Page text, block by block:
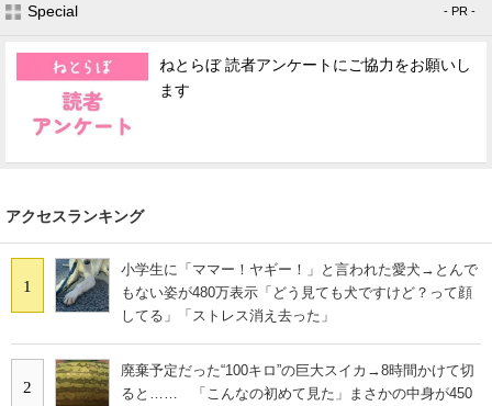
Special - PR -
ねとらぼ 読者アンケートにご協力をお願いし
ます
アクセスランキング
1
小学生に「ママー！ヤギー！」と言われた愛犬→とんで
もない姿が480万表示「どう見ても犬ですけど？って顔
してる」「ストレス消え去った」
2
廃棄予定だった“100キロ”の巨大スイカ→8時間かけて切
ると…… 「こんなの初めて見た」まさかの中身が450